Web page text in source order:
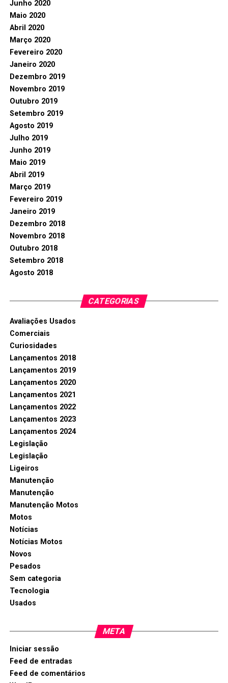
Junho 2020
Maio 2020
Abril 2020
Março 2020
Fevereiro 2020
Janeiro 2020
Dezembro 2019
Novembro 2019
Outubro 2019
Setembro 2019
Agosto 2019
Julho 2019
Junho 2019
Maio 2019
Abril 2019
Março 2019
Fevereiro 2019
Janeiro 2019
Dezembro 2018
Novembro 2018
Outubro 2018
Setembro 2018
Agosto 2018
CATEGORIAS
Avaliações Usados
Comerciais
Curiosidades
Lançamentos 2018
Lançamentos 2019
Lançamentos 2020
Lançamentos 2021
Lançamentos 2022
Lançamentos 2023
Lançamentos 2024
Legislação
Legislação
Ligeiros
Manutenção
Manutenção
Manutenção Motos
Motos
Notícias
Notícias Motos
Novos
Pesados
Sem categoria
Tecnologia
Usados
META
Iniciar sessão
Feed de entradas
Feed de comentários